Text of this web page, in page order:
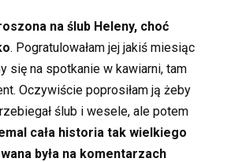
na ślub Heleny, choć
. Pogratulowałam jej jakiś miesiąc
się na spotkanie w kawiarni, tam
Oczywiście poprosiłam ją żeby
ślub i wesele, ale potem
cała historia tak wielkiego
była na komentarzach